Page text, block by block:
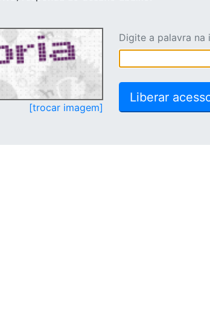
[trocar imagem]
Digite a palavra na